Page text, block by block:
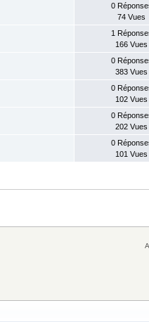
0
74 Vues
1
166 Vues
0
383 Vues
0
102 Vues
0
202 Vues
0
101 Vues